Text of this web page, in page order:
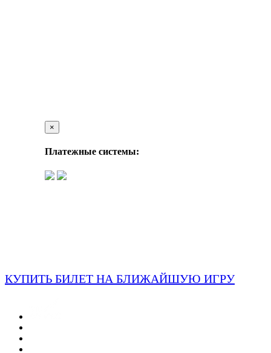
×
Платежные системы:
КУПИТЬ БИЛЕТ НА БЛИЖАЙШУЮ ИГРУ